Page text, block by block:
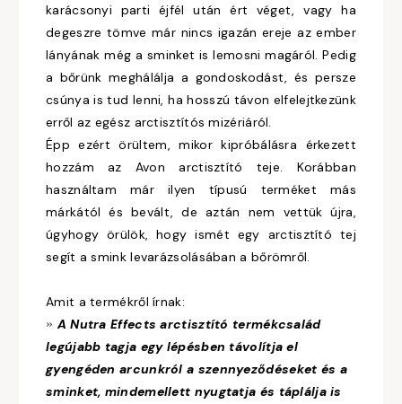
karácsonyi parti éjfél után ért véget, vagy ha
degeszre tömve már nincs igazán ereje az ember
lányának még a sminket is lemosni magáról. Pedig
a bőrünk meghálálja a gondoskodást, és persze
csúnya is tud lenni, ha hosszú távon elfelejtkezünk
erről az egész arctisztítós mizériáról.
Épp ezért örültem, mikor kipróbálásra érkezett
hozzám az Avon arctisztító teje. Korábban
használtam már ilyen típusú terméket más
márkától és bevált, de aztán nem vettük újra,
úgyhogy örülök, hogy ismét egy arctisztító tej
segít a smink levarázsolásában a bőrömről.
Amit a termékről írnak:
» A Nutra Effects arctisztító termékcsalád
legújabb tagja egy lépésben távolítja el
gyengéden arcunkról a szennyeződéseket és a
sminket, mindemellett nyugtatja és táplálja is